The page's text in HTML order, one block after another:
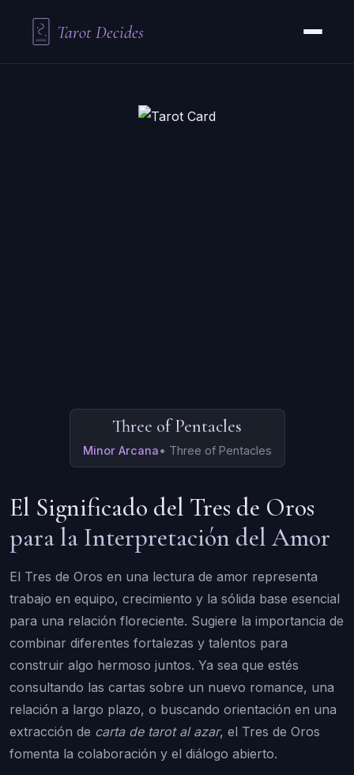
Tarot Decides
Three of Pentacles
Minor Arcana• Three of Pentacles
El Significado del Tres de Oros
para la Interpretación del Amor
El Tres de Oros en una lectura de amor representa
trabajo en equipo, crecimiento y la sólida base esencial
para una relación floreciente. Sugiere la importancia de
combinar diferentes fortalezas y talentos para
construir algo hermoso juntos. Ya sea que estés
consultando las cartas sobre un nuevo romance, una
relación a largo plazo, o buscando orientación en una
extracción de carta de tarot al azar, el Tres de Oros
fomenta la colaboración y el diálogo abierto.